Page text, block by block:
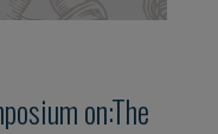
on:The